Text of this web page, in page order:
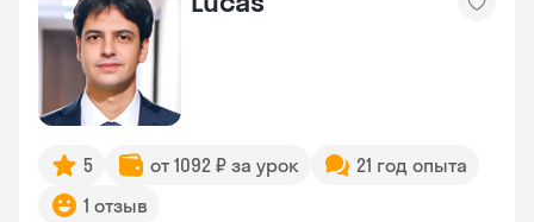
5 от 1092 ₽ за урок
21 год опыта
1 отзыв